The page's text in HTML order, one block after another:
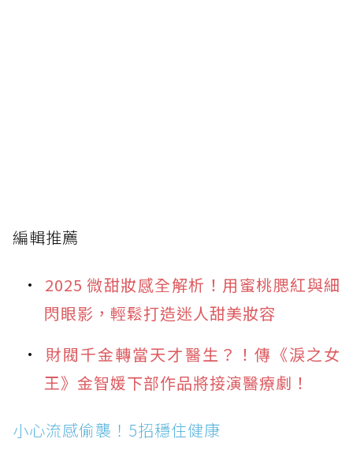
編輯推薦
2025 微甜妝感全解析！用蜜桃腮紅與細
閃眼影，輕鬆打造迷人甜美妝容
財閥千金轉當天才醫生？！傳《淚之女
王》金智媛下部作品將接演醫療劇！
小心流感偷襲！5招穩住健康